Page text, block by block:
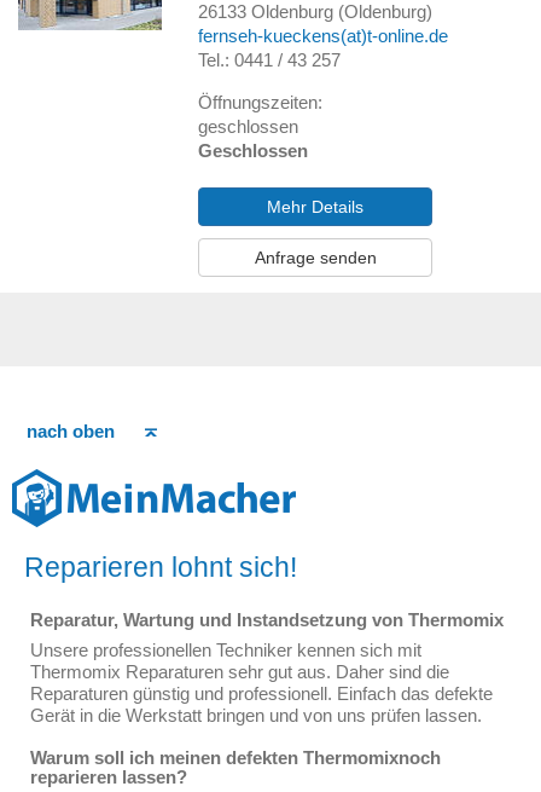
26133 Oldenburg (Oldenburg)
fernseh-kueckens(at)t-online.de
Tel.: 0441 / 43 257
Öffnungszeiten:
geschlossen
Geschlossen
Mehr Details
Anfrage senden
nach oben
Reparieren lohnt sich!
Reparatur, Wartung und Instandsetzung von Thermomix
Unsere professionellen Techniker kennen sich mit
Thermomix Reparaturen sehr gut aus. Daher sind die
Reparaturen günstig und professionell. Einfach das defekte
Gerät in die Werkstatt bringen und von uns prüfen lassen.
Warum soll ich meinen defekten Thermomixnoch
reparieren lassen?